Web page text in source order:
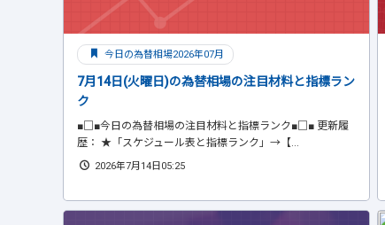
今日の為替相場2026年07月
7月14日(火曜日)の為替相場の注目材料と指標ラン
ク
■□■今日の為替相場の注目材料と指標ランク■□■ 更新履
歴： ★「スケジュール表と指標ランク」→【...
2026年7月14日05:25